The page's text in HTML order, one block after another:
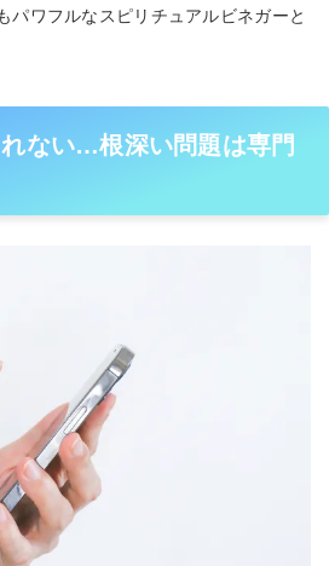
パワフルなスピリチュアルビネガーと
ない…根深い問題は専門